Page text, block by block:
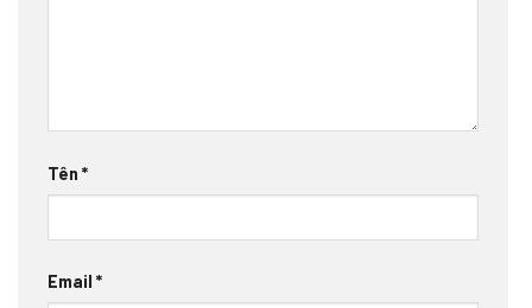
Tên *
Email *